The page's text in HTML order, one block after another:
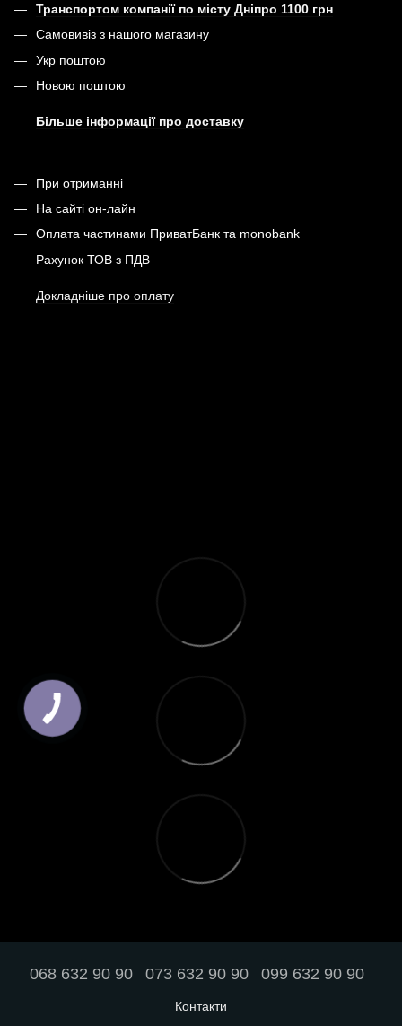
Транспортом компанії по місту Дніпро 1100 грн
Самовивіз з нашого магазину
Укр поштою
Новою поштою
Більше інформації про доставку
При отриманні
На сайті он-лайн
Оплата частинами ПриватБанк та monobank
Рахунок ТОВ з ПДВ
Докладніше про оплату
068 632 90 90 073 632 90 90 099 632 90 90
Контакти